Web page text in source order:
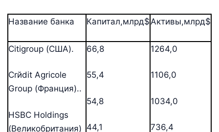
Название банка Капитал,млрд$ Активы,млрд$
Citigroup (США).
Crйdit Agricole
Group (Франция)..
HSBC Holdings
(Великобритания)
66,8
55,4
54,8
44,1
1264,0
1106,0
1034,0
736,4